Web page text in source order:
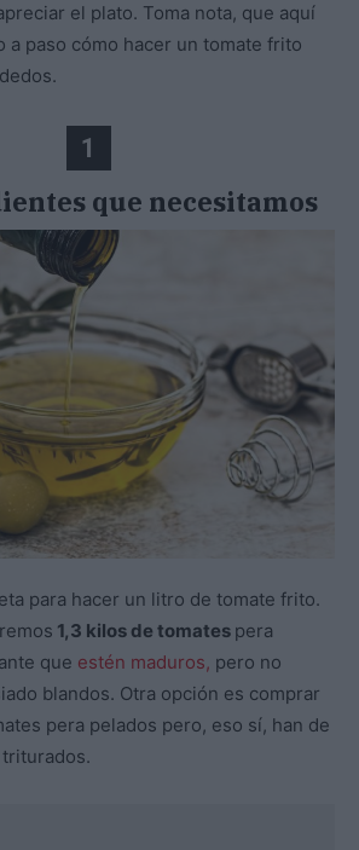
el plato. Toma nota, que aquí
a paso cómo hacer un tomate frito
1
que necesitamos
para hacer un litro de tomate frito.
1,3 kilos de tomates pera
que estén maduros, pero no
blandos. Otra opción es comprar
pera pelados pero, eso sí, han de